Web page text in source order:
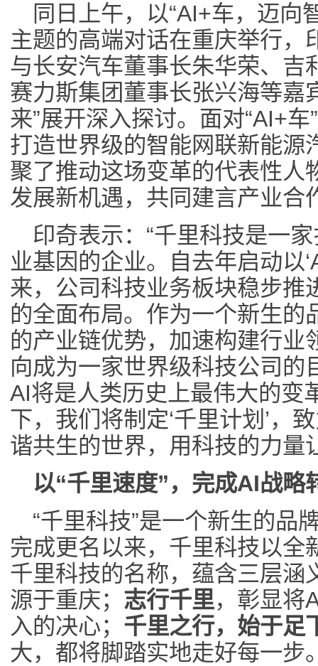
同日上午，以“AI+车，迈向
主题的高端对话在重庆举行，
与长安汽车董事长朱华荣、吉
赛力斯集团董事长张兴海等嘉
来”展开深入探讨。面对“AI+
打造世界级的智能网联新能源
聚了推动这场变革的代表性人
发展新机遇，共同建言产业合
印奇表示：“千里科技是一
业基因的企业。自去年启动以
来，公司科技业务板块稳步推
的全面布局。作为一个新生的
的产业链优势，加速构建行业
向成为一家世界级科技公司的
AI将是人类历史上最伟大的变
下，我们将制定‘千里计划’，
谐共生的世界，用科技的力量
以“千里速度”，完成AI战略
“千里科技”是一个新生的品
完成更名以来，千里科技以全
千里科技的名称，蕴含三层涵
源于重庆； 志行千里，彰显将
入的决心； 千里之行，始于足
大，都将脚踏实地走好每一步